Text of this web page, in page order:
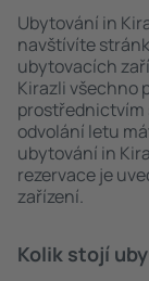
Ubytování in
navštívíte
ubytovacích
Kirazli všechno
prostřednictvím
odvolání letu
ubytování in
rezervace je
zařízení.
Kolik stojí